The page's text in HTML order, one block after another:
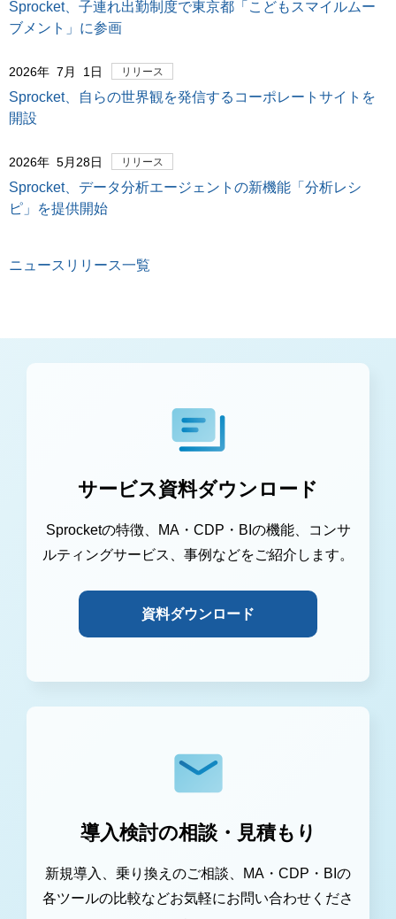
Sprocket、子連れ出勤制度で東京都「こどもスマイルムー
ブメント」に参画
2026年 7月 1日 リリース
Sprocket、自らの世界観を発信するコーポレートサイトを
開設
2026年 5月28日 リリース
Sprocket、データ分析エージェントの新機能「分析レシ
ピ」を提供開始
ニュースリリース一覧
サービス資料ダウンロード
Sprocketの特徴、MA・CDP・BIの機能、コンサ
ルティングサービス、事例などをご紹介します。
資料ダウンロード
導入検討の相談・見積もり
新規導入、乗り換えのご相談、MA・CDP・BIの
各ツールの比較などお気軽にお問い合わせくださ